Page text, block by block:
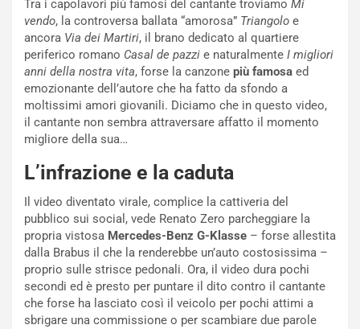
Tra i capolavori più famosi del cantante troviamo Mi
vendo, la controversa ballata “amorosa” Triangolo e
ancora Via dei Martiri, il brano dedicato al quartiere
periferico romano Casal de pazzi e naturalmente I migliori
anni della nostra vita, forse la canzone più famosa ed
emozionante dell’autore che ha fatto da sfondo a
moltissimi amori giovanili. Diciamo che in questo video,
il cantante non sembra attraversare affatto il momento
migliore della sua…
L’infrazione e la caduta
Il video diventato virale, complice la cattiveria del
pubblico sui social, vede Renato Zero parcheggiare la
propria vistosa Mercedes-Benz G-Klasse – forse allestita
dalla Brabus il che la renderebbe un’auto costosissima –
proprio sulle strisce pedonali. Ora, il video dura pochi
secondi ed è presto per puntare il dito contro il cantante
che forse ha lasciato così il veicolo per pochi attimi a
sbrigare una commissione o per scambiare due parole
n
N
u
o
v
o
R
e
d
M
o
n
d
a
NOTIZIE
C
o
n
e
o
O
a